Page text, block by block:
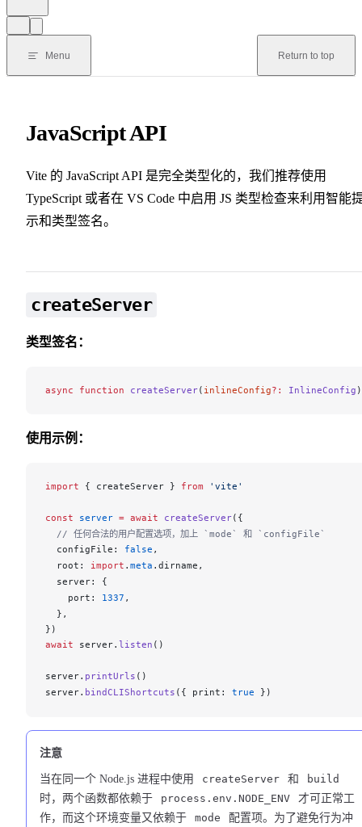
Menu Return to top
JavaScript API
Vite 的 JavaScript API 是完全类型化的，我们推荐使用
TypeScript 或者在 VS Code 中启用 JS 类型检查来利用智能
示和类型签名。
createServer
类型签名：
async function createServer( inlineConfig?: InlineConfig )
使用示例：
import { createServer } from 'vite'
const server = await createServer({
  // 任何合法的用户配置选项，加上 `mode` 和 `configFile`
configFile : false ,
root : import . meta . dirname ,
server: {
port : 1337 ,
  },
})
await
server. listen ()
server. printUrls ()
server. bindCLIShortcuts ({ print : true })
注意
当在同一个 Node.js 进程中使用 createServer 和
build
时，两个函数都依赖于
process.env.NODE_ENV
才可正常工
作，而这个环境变量又依赖于
mode
配置项。为了避免行为冲